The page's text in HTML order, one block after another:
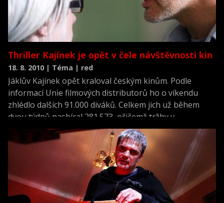
Thriller Kajínek je opět v čele návštěvnosti kin
18. 8. 2010 | Téma | red
Jáklův Kajínek opět kraloval českým kinům. Podle
informací Unie filmových distributorů ho o víkendu
zhlédlo dalších 91.000 diváků. Celkem jich už během
dvou týdnů nasbíral 281.573, přičemž tržby v
pokladnách dosáhly 36 milionů korun.